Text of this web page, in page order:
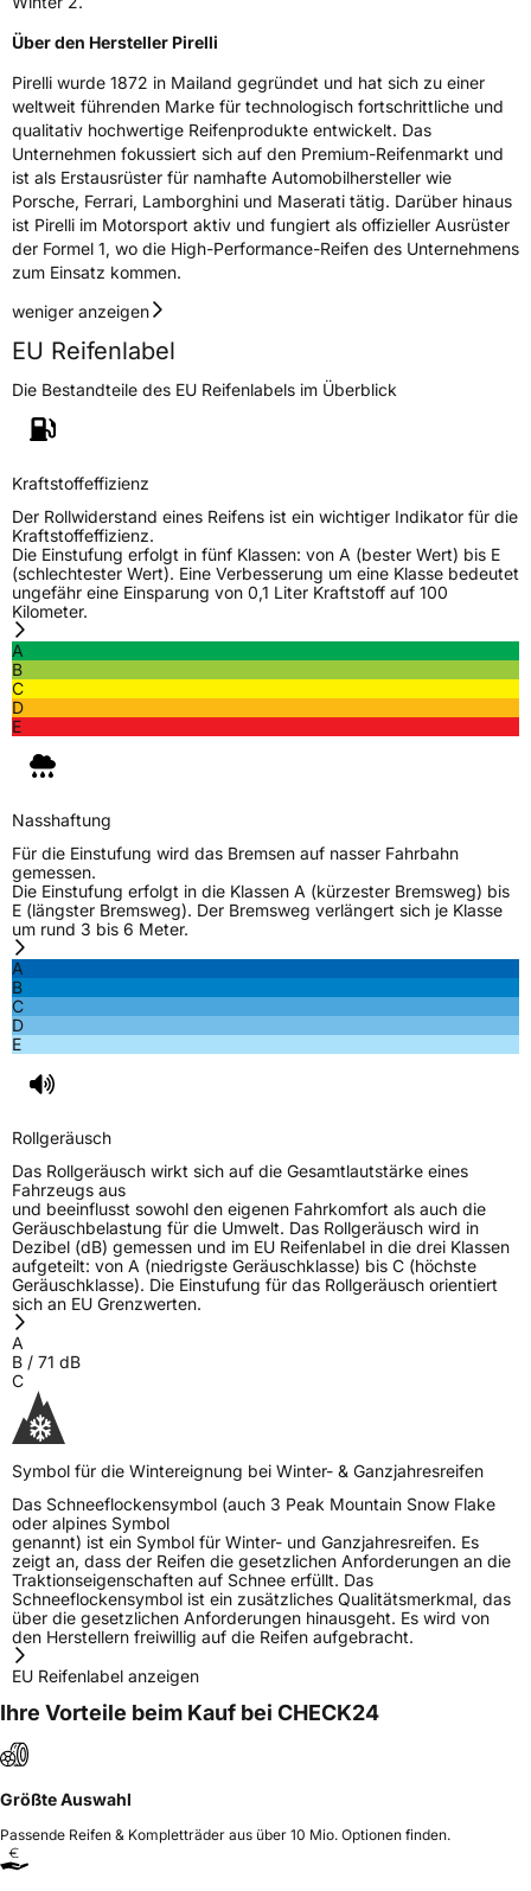
Über den Hersteller Pirelli
Pirelli wurde 1872 in Mailand gegründet und hat sich zu einer
weltweit führenden Marke für technologisch fortschrittliche und
qualitativ hochwertige Reifenprodukte entwickelt. Das
Unternehmen fokussiert sich auf den Premium-Reifenmarkt und
ist als Erstausrüster für namhafte Automobilhersteller wie
Porsche, Ferrari, Lamborghini und Maserati tätig. Darüber hinaus
ist Pirelli im Motorsport aktiv und fungiert als offizieller Ausrüster
der Formel 1, wo die High-Performance-Reifen des Unternehmens
zum Einsatz kommen.
weniger anzeigen
EU Reifenlabel
Die Bestandteile des EU Reifenlabels im Überblick
Kraftstoffeffizienz
Der Rollwiderstand eines Reifens ist ein wichtiger Indikator für die
Kraftstoffeffizienz.
Die Einstufung erfolgt in fünf Klassen: von A (bester Wert) bis E
(schlechtester Wert). Eine Verbesserung um eine Klasse bedeutet
ungefähr eine Einsparung von 0,1 Liter Kraftstoff auf 100
Kilometer.
A
B
C
D
E
Nasshaftung
Für die Einstufung wird das Bremsen auf nasser Fahrbahn
gemessen.
Die Einstufung erfolgt in die Klassen A (kürzester Bremsweg) bis
E (längster Bremsweg). Der Bremsweg verlängert sich je Klasse
um rund 3 bis 6 Meter.
A
B
C
D
E
Rollgeräusch
Das Rollgeräusch wirkt sich auf die Gesamtlautstärke eines
Fahrzeugs aus
und beeinflusst sowohl den eigenen Fahrkomfort als auch die
Geräuschbelastung für die Umwelt. Das Rollgeräusch wird in
Dezibel (dB) gemessen und im EU Reifenlabel in die drei Klassen
aufgeteilt: von A (niedrigste Geräuschklasse) bis C (höchste
Geräuschklasse). Die Einstufung für das Rollgeräusch orientiert
sich an EU Grenzwerten.
A
B / 71 dB
C
Symbol für die Wintereignung bei Winter- & Ganzjahresreifen
Das Schneeflockensymbol (auch 3 Peak Mountain Snow Flake
oder alpines Symbol
genannt) ist ein Symbol für Winter- und Ganzjahresreifen. Es
zeigt an, dass der Reifen die gesetzlichen Anforderungen an die
Traktionseigenschaften auf Schnee erfüllt. Das
Schneeflockensymbol ist ein zusätzliches Qualitätsmerkmal, das
über die gesetzlichen Anforderungen hinausgeht. Es wird von
den Herstellern freiwillig auf die Reifen aufgebracht.
EU Reifenlabel anzeigen
Ihre Vorteile beim Kauf bei CHECK24
Größte Auswahl
Passende Reifen & Kompletträder aus über 10 Mio. Optionen finden.